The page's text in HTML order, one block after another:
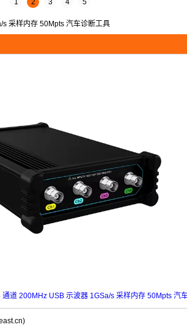
1 2 3 4 5
采样内存 50Mpts 汽车诊断工具
通道 200MHz USB 示波器 1GSa/s 采样内存 50Mpts 汽